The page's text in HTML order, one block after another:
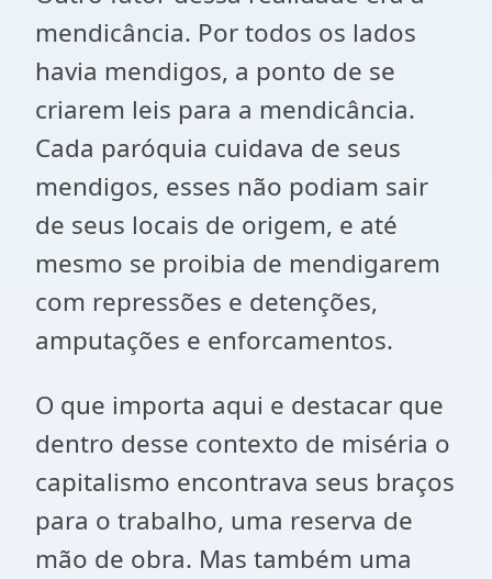
mendicância. Por todos os lados
havia mendigos, a ponto de se
criarem leis para a mendicância.
Cada paróquia cuidava de seus
mendigos, esses não podiam sair
de seus locais de origem, e até
mesmo se proibia de mendigarem
com repressões e detenções,
amputações e enforcamentos.
O que importa aqui e destacar que
dentro desse contexto de miséria o
capitalismo encontrava seus braços
para o trabalho, uma reserva de
mão de obra. Mas também uma